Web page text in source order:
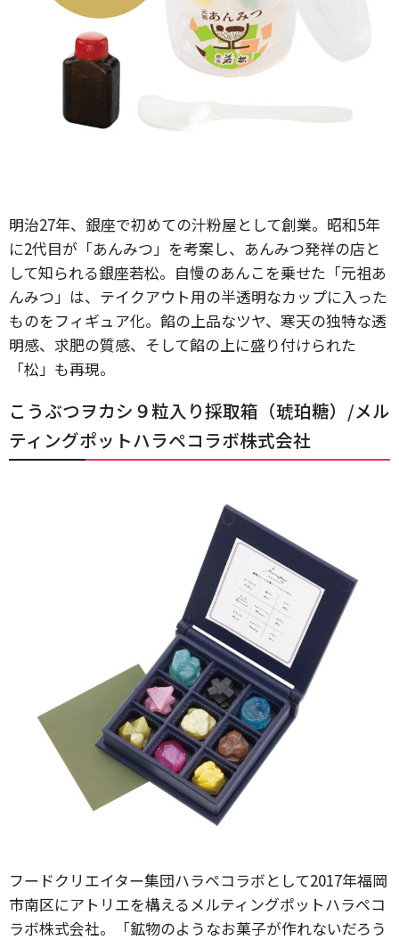
明治27年、銀座で初めての汁粉屋として創業。昭和5年
に2代目が「あんみつ」を考案し、あんみつ発祥の店と
して知られる銀座若松。自慢のあんこを乗せた「元祖あ
んみつ」は、テイクアウト用の半透明なカップに入った
ものをフィギュア化。餡の上品なツヤ、寒天の独特な透
明感、求肥の質感、そして餡の上に盛り付けられた
「松」も再現。
こうぶつヲカシ９粒入り採取箱（琥珀糖）/メル
ティングポットハラペコラボ株式会社
フードクリエイター集団ハラペコラボとして2017年福岡
市南区にアトリエを構えるメルティングポットハラペコ
ラボ株式会社。「鉱物のようなお菓子が作れないだろう